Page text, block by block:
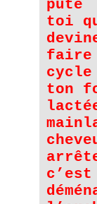
pute
toi
faire
ton